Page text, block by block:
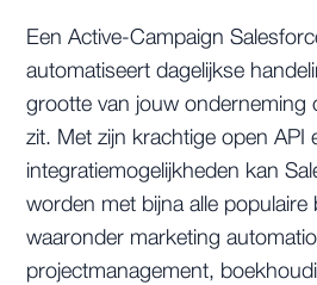
Een Active-Campaign
automatiseert dagelijkse
grootte van jouw onderneming
zit. Met zijn krachtige open API
integratiemogelijkheden kan
worden met bijna alle populaire
waaronder marketing
projectmanagement,